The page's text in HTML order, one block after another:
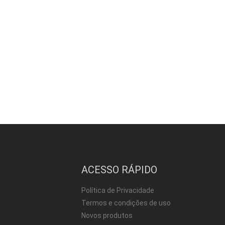
ACESSO RÁPIDO
Política de Privacidade
Termos e condições de uso
Novos produtos